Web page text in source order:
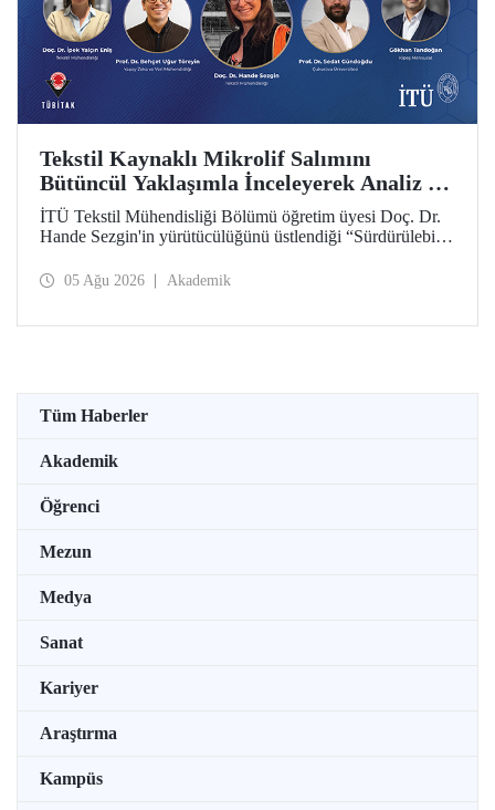
Tekstil Kaynaklı Mikrolif Salımını
Bütüncül Yaklaşımla İnceleyerek Analiz ve
Azaltım Stratejileri Geliştirecek Projeye
TÜBİTAK Desteği
İTÜ Tekstil Mühendisliği Bölümü öğretim üyesi Doç. Dr.
Hande Sezgin'in yürütücülüğünü üstlendiği “Sürdürülebilir
Koşullarına Bağlı Mikrolif Salımı: Aşınma, UV Maruziyeti
05 Ağu 2026 Akademik
Tüm Haberler
Akademik
Öğrenci
Mezun
Medya
Sanat
Kariyer
Araştırma
Kampüs